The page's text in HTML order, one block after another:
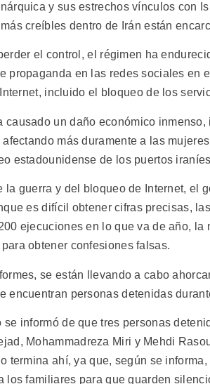
y sus estrechos vínculos con
creíbles dentro de Irán están
el control, el régimen ha
propaganda en las redes sociales en
incluido el bloqueo de los
causado un daño económico
más duramente a las
estadounidense de los puertos
la guerra y del bloqueo de Internet, el
es difícil obtener cifras precisas,
ejecuciones en lo que va de año,
obtener confesiones falsas.
se están llevando a cabo
encuentran personas detenidas
se informó de que tres personas
Mohammadreza Miri y Mehdi
termina ahí, ya que, según se
los familiares para que guarden